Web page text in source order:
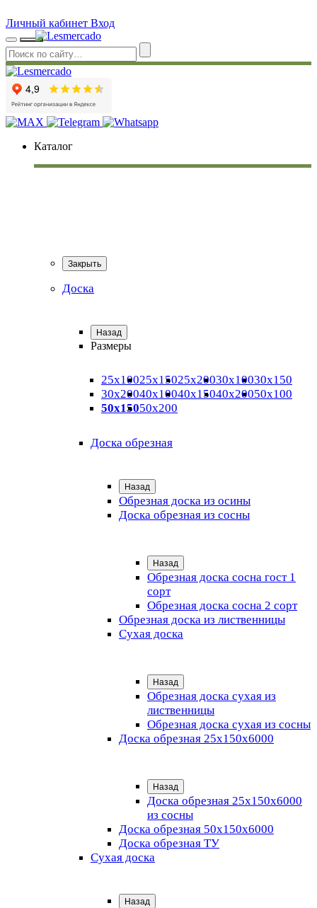
Личный кабинет Вход
Каталог
Закрыть
Доска
Назад
Размеры
25х10025х15025х20030х10030х150
30х20040х10040х15040х20050х100
50х15050х200
Доска обрезная
Назад
Обрезная доска из осины
Доска обрезная из сосны
Назад
Обрезная доска сосна гост 1
сорт
Обрезная доска сосна 2 сорт
Обрезная доска из лиственницы
Сухая доска
Назад
Обрезная доска сухая из
лиственницы
Обрезная доска сухая из сосны
Доска обрезная 25х150х6000
Назад
Доска обрезная 25x150x6000
из сосны
Доска обрезная 50х150х6000
Доска обрезная ТУ
Сухая доска
Назад